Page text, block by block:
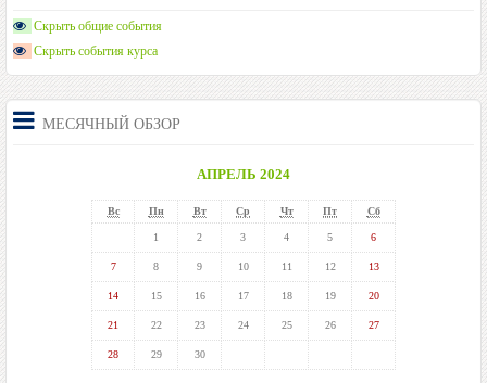
Скрыть общие события
Скрыть события курса
МЕСЯЧНЫЙ ОБЗОР
АПРЕЛЬ 2024
Вс Пн Вт Ср Чт Пт Сб
1 2 3 4 5 6
7 8 9 10 11 12 13
14 15 16 17 18 19 20
21 22 23 24 25 26 27
28 29 30